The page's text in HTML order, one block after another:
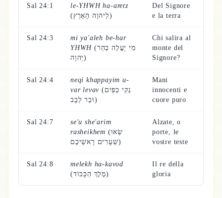
Sal 24:1
le-YHWH ha-aretz
(לַיהוָה הָאָרֶץ)
Del Signore
e la terra
Sal 24:3
mi ya'aleh be-har
YHWH (מִי יַעֲלֶה בְהַר
יְהוָה)
Chi salira al
monte del
Signore?
Sal 24:4
neqi khappayim u-
var levav (נְקִי כַפַּיִם
וּבַר לֵבָב)
Mani
innocenti e
cuore puro
Sal 24:7
se'u she'arim
rasheikhem (שְׂאוּ
שְׁעָרִים רָאשֵׁיכֶם)
Alzate, o
porte, le
vostre teste
Sal 24:8
melekh ha-kavod
(מֶלֶךְ הַכָּבוֹד)
Il re della
gloria